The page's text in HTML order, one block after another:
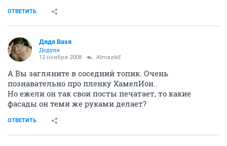
ОТВЕТИТЬ
Дядя Ваsя
Дедуля
12 ноября 2008 AlmazikE
А Вы загляните в соседний топик. Очень
познавательно про пленку ХамелИон..
Но ежели он так свои посты печатает, то какие
фасады он теми же руками делает?
ОТВЕТИТЬ